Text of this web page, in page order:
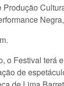
o Festival terá
de